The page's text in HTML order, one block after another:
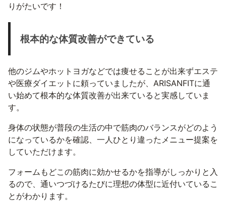
りがたいです！
根本的な体質改善ができている
他のジムやホットヨガなどでは痩せることが出来ずエステ
や医療ダイエットに頼っていましたが、ARISANFITに通
い始めて根本的な体質改善が出来ていると実感していま
す。
身体の状態が普段の生活の中で筋肉のバランスがどのよう
になっているかを確認、一人ひとり違ったメニュー提案を
していただけます。
フォームもどこの筋肉に効かせるかを指導がしっかりと入
るので、通いつづけるたびに理想の体型に近付いているこ
とがわかります。